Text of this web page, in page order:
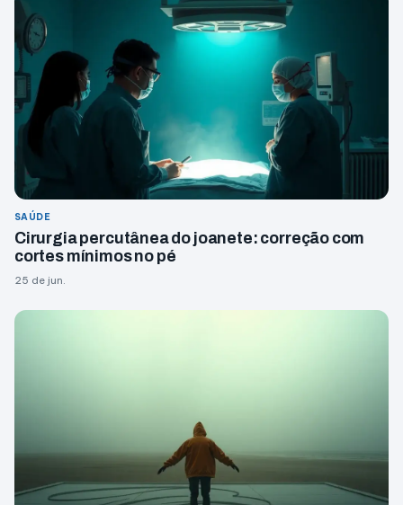
SAÚDE
Cirurgia percutânea do joanete: correção com
cortes mínimos no pé
25 de jun.